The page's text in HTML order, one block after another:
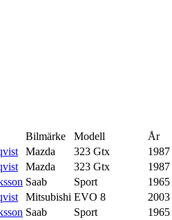
Bilmärke Modell År
Mazda 323 Gtx 1987
Mazda 323 Gtx 1987
Saab Sport 1965
Mitsubishi EVO 8 2003
Saab Sport 1965